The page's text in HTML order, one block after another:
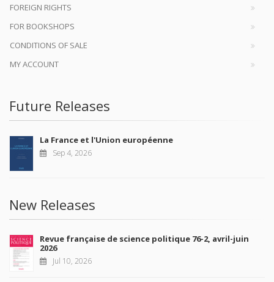
FOREIGN RIGHTS
FOR BOOKSHOPS
CONDITIONS OF SALE
MY ACCOUNT
Future Releases
La France et l'Union européenne
Sep 4, 2026
New Releases
Revue française de science politique 76-2, avril-juin
2026
Jul 10, 2026